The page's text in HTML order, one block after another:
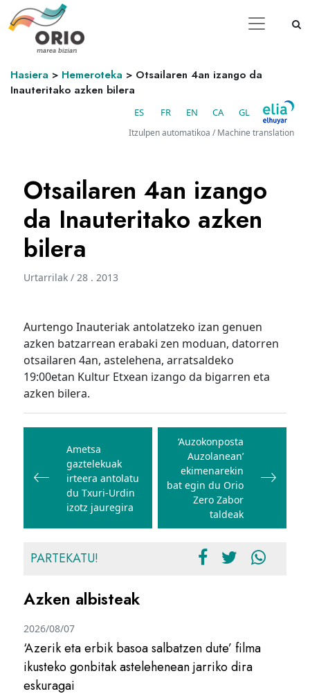
Hasiera > Hemeroteka > Otsailaren 4an izango da
Inauteritako azken bilera
ES FR EN CA GL
Itzulpen automatikoa / Machine translation
Otsailaren 4an izango
da Inauteritako azken
bilera
Urtarrilak / 28 . 2013
Aurtengo Inauteriak antolatzeko izan genuen
azken batzarrean erabaki zen moduan, datorren
otsailaren 4an, astelehena, arratsaldeko
19:00etan Kultur Etxean izango da bigarren eta
azken bilera.
Bidalketetan
zehar
nabigatu
Ametsa
gaztelekuak
irteera antolatu
du Txuri-Urdin
izotz jauregira
‘Auzokonposta
Auzolanean’
ekimenarekin
bat egin du Orio
Zero Zabor
taldeak
PARTEKATU!
Azken albisteak
‘Azerik eta erbik basoa salbatzen dute’ filma
ikusteko gonbitak astelehenean jarriko dira
eskuragai
2026/08/07